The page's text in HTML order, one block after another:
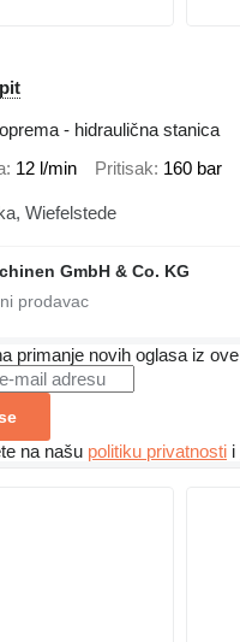
- hidraulična stanica
12 l/min Pritisak 160 bar
Wiefelstede
GmbH & Co. KG
primanje novih oglasa iz
na našu politiku privatnosti i